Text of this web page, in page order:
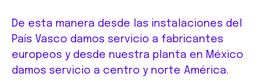
De esta manera desde las instalaciones del
País Vasco damos servicio a fabricantes
europeos y desde nuestra planta en México
damos servicio a centro y norte América.